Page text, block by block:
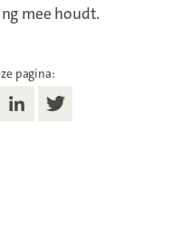
mee houdt.
pagina: